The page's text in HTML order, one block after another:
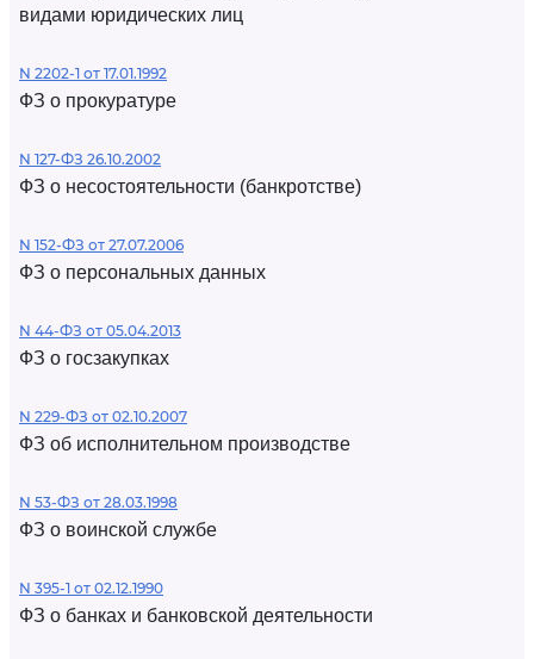
видами юридических лиц
N 2202-1 от 17.01.1992
ФЗ о прокуратуре
N 127-ФЗ 26.10.2002
ФЗ о несостоятельности (банкротстве)
N 152-ФЗ от 27.07.2006
ФЗ о персональных данных
N 44-ФЗ от 05.04.2013
ФЗ о госзакупках
N 229-ФЗ от 02.10.2007
ФЗ об исполнительном производстве
N 53-ФЗ от 28.03.1998
ФЗ о воинской службе
N 395-1 от 02.12.1990
ФЗ о банках и банковской деятельности